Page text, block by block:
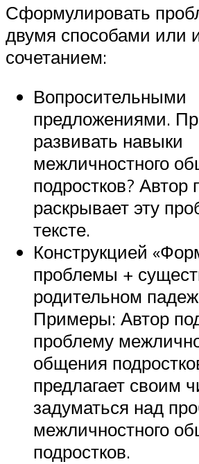
Сформулировать
двумя способами или
сочетанием:
Вопросительными
предложениями.
развивать навыки
межличностного
подростков? Автор
раскрывает эту
тексте.
Конструкцией
проблемы +
родительном
Примеры: Автор
проблему
общения
предлагает своим
задуматься над
межличностного
подростков.